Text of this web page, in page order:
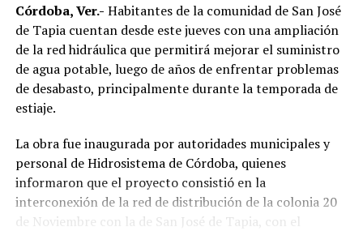
Virginia Medorio Trujillo, presidenta de la Asociación
Emprender el Vuelo.
El diálogo permitió poner sobre la mesa la importancia
de fortalecer la participación de las mujeres en los
espacios públicos y comunitarios, además de generar
las brechas de desigualdad.
Córdoba, Ver.- Habitantes de la comunidad de San José
de Tapia cuentan desde este jueves con una ampliación
de la red hidráulica que permitirá mejorar el suministro
de agua potable, luego de años de enfrentar problemas
de desabasto, principalmente durante la temporada de
estiaje.
La obra fue inaugurada por autoridades municipales y
personal de Hidrosistema de Córdoba, quienes
informaron que el proyecto consistió en la
interconexión de la red de distribución de la colonia 20
de Noviembre con la de San José de Tapia, con el